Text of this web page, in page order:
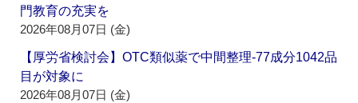
門教育の充実を
2026年08月07日 (金)
【厚労省検討会】OTC類似薬で中間整理‐77成分1042品
目が対象に
2026年08月07日 (金)